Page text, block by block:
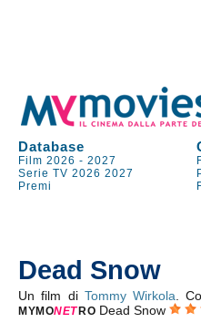
Database
Film 2026 -2027
Serie TV 2026 2027
Premi
Dead Snow
Un film di Tommy Wirkola .
MYMONET RO Dead Snow